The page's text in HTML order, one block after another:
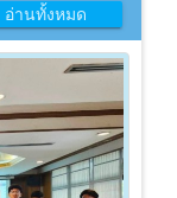
อ่านทั้งหมด